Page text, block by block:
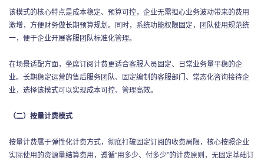
该模式的核心特点是成本稳定、预算可控，企业无需担心业务波动带来的费用
激增，方便财务做长期预算规划。同时，系统功能权限固定，团队使用规范统
一，便于企业开展客服团队标准化管理。
在场景适配方面，坐席订阅计费更适合客服人员固定、日常业务量平稳的企
业。长期稳定运营的售后服务团队、固定编制的客服部门、常态化咨询接待企
业，选择该模式可以实现成本可控、管理高效。
（二）按量计费模式
按量计费属于弹性化计费方式，彻底打破固定订阅的收费局限，核心按照企业
实际使用的资源量结算费用，遵循“用多少、付多少”的计费原则，无固定基础订